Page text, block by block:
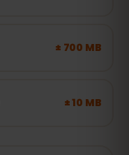
± 700 MB
± 10 MB